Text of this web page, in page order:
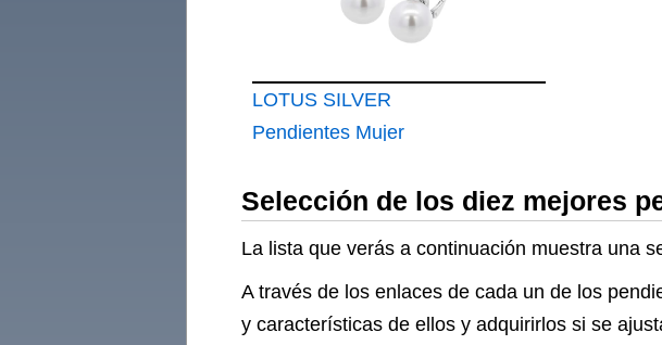
LOTUS SILVER
Pendientes Mujer
Selección de los diez mejores
La lista que verás a continuación muestra una
A través de los enlaces de cada un de los
y características de ellos y adquirirlos si se